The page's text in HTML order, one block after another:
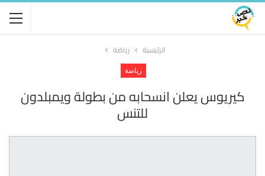
الرئيسية رياضة
رياضة
كيريوس يعلن انسحابه من بطولة ويمبلدون
للتنس